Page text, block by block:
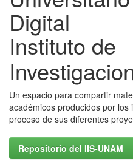
Digital
Instituto de
Un espacio para compartir
académicos producidos por los
proceso de sus diferentes
Repositorio del IIS-UNAM